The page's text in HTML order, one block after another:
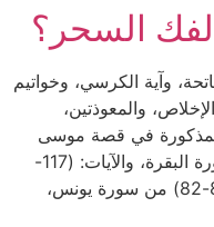
السحر؟
وآية الكرسي، وخواتيم
والمعوذتين،
المذكورة في قصة موسى
عليه السلام، وهي: الآية (102) من سورة البقرة، والآيات: (117-
120) من سورة الأعراف، والآيات: (80-82) من سورة يونس،